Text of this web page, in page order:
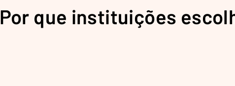
Por que instituições